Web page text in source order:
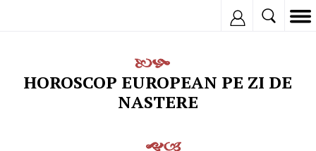
HOROSCOP EUROPEAN PE ZI DE
NASTERE